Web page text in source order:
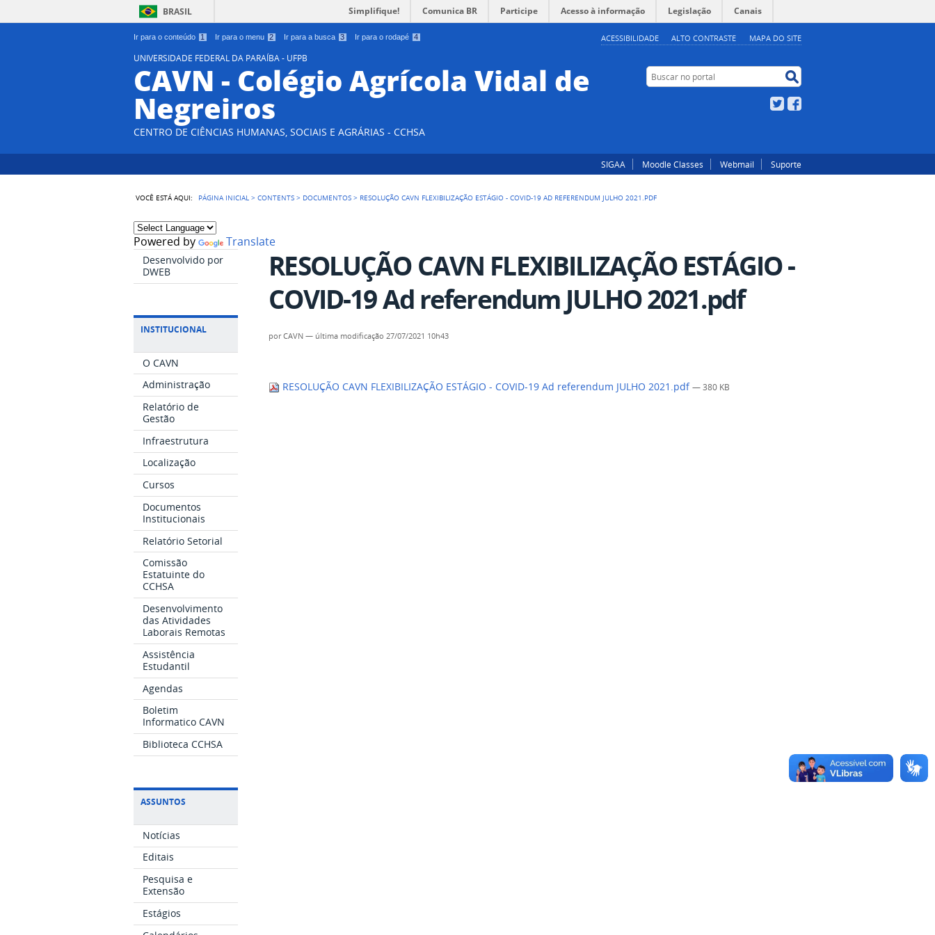
Ir para o conteúdo 1 Ir para o menu 2 Ir para a busca 3 Ir para o rodapé 4 ACESSIBILIDADE ALTO CONTRASTE MAPA DO SITE
BRASIL Simplifique! Comunica BR Participe Acesso à informação Legislação Canais
UNIVERSIDADE FEDERAL DA PARAÍBA - UFPB
CAVN - Colégio Agrícola Vidal de
Negreiros
CENTRO DE CIÊNCIAS HUMANAS, SOCIAIS E AGRÁRIAS - CCHSA
Buscar no portal
Twitter
SIGAA Moodle Classes Webmail Suporte
VOCÊ ESTÁ AQUI: PÁGINA INICIAL >CONTENTS > DOCUMENTOS > RESOLUÇÃO CAVN FLEXIBILIZAÇÃO ESTÁGIO - COVID-19 AD REFERENDUM JULHO 2021.PDF
Powered by Translate
Desenvolvido por
DWEB
INSTITUCIONAL
O CAVN
Administração
Relatório de
Gestão
Infraestrutura
Localização
Cursos
Documentos
Institucionais
Relatório Setorial
Comissão
Estatuinte do
CCHSA
Desenvolvimento
das Atividades
Laborais Remotas
Assistência
Estudantil
Agendas
Boletim
Informatico CAVN
Biblioteca CCHSA
ASSUNTOS
Notícias
Editais
Pesquisa e
Extensão
Estágios
RESOLUÇÃO CAVN FLEXIBILIZAÇÃO ESTÁGIO -
COVID-19 Ad referendum JULHO 2021.pdf
porCAVN — última modificação 27/07/2021 10h43
RESOLUÇÃO CAVN FLEXIBILIZAÇÃO ESTÁGIO - COVID-19 Ad referendum JULHO 2021.pdf— 380 KB